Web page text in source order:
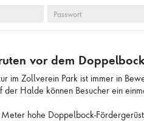
PASSWORT
AUSWAHL ZUR ANFRAGE
vor dem
im Zollverein Park ist immer in
der Halde können Besucher ein
hohe Doppelbock-